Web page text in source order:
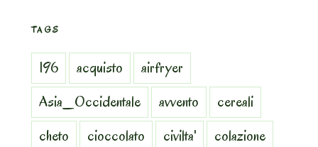
TAGS
196 acquisto
airfryer
Asia_Occidentale
avvento
cereali
cheto
cioccolato civilta'
colazione